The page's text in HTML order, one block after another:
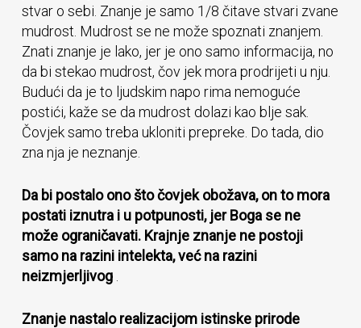
stvar o sebi. Znanje je samo 1/8 čitave stvari zvane
mudrost. Mudrost se ne može spoznati znanjem.
Znati znanje je lako, jer je ono samo informacija, no
da bi stekao mudrost, čov jek mora prodrijeti u nju.
Budući da je to ljudskim napo rima nemoguće
postići, kaže se da mudrost dolazi kao blje sak.
Čovjek samo treba ukloniti prepreke. Do tada, dio
zna nja je neznanje.
Da bi postalo ono što čovjek obožava, on to mora
postati iznutra i u potpunosti, jer Boga se ne
može ograničavati. Krajnje znanje ne postoji
samo na razini intelekta, već na razini
neizmjerljivog
Znanje nastalo realizacijom istinske prirode